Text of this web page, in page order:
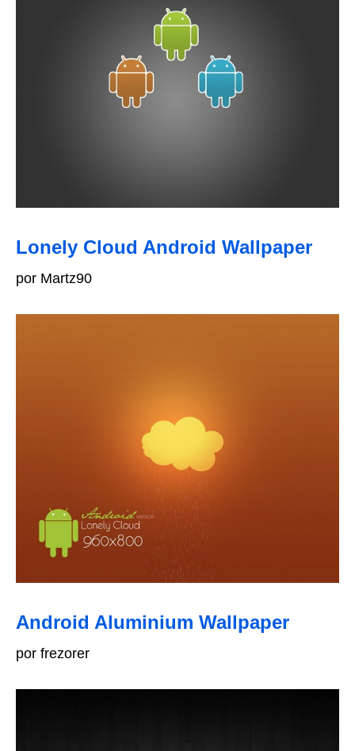
Lonely Cloud Android Wallpaper
por Martz90
Android Aluminium Wallpaper
por frezorer